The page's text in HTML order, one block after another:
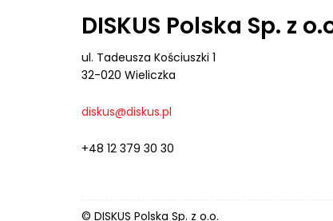
DISKUS Polska Sp. z
ul. Tadeusza Kościuszki 1
32-020 Wieliczka
diskus@diskus.pl
+48 12 379 30 30
© DISKUS Polska Sp. z o.o.